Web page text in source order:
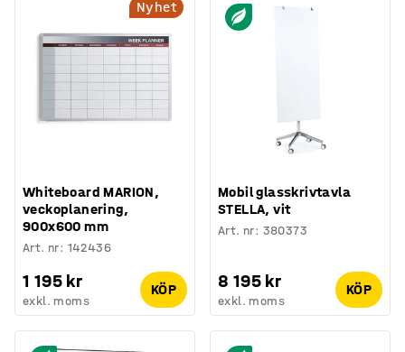
Nyhet
Whiteboard MARION,
veckoplanering,
900x600 mm
Art. nr: 142436
1 195 kr
exkl. moms
KÖP
Mobil glasskrivtavla
STELLA, vit
Art. nr: 380373
8 195 kr
exkl. moms
KÖP